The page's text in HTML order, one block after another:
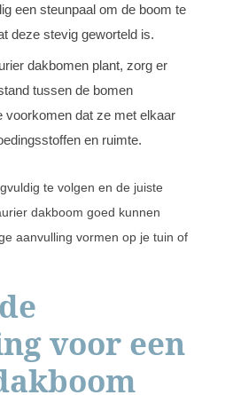
een steunpaal om de boom te
deze stevig geworteld is.
dakbomen plant, zorg er
tussen de bomen
voorkomen dat ze met elkaar
en ruimte.
te volgen en de juiste
dakboom goed kunnen
aanvulling vormen op je tuin of
voor een